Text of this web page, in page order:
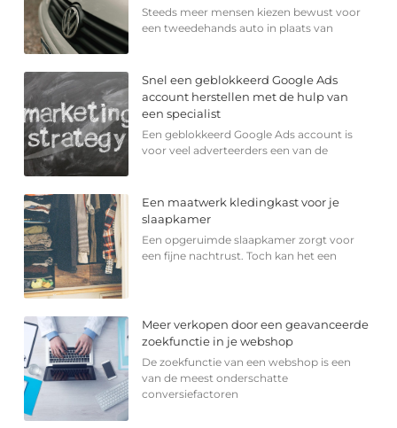
Steeds meer mensen kiezen bewust voor
een tweedehands auto in plaats van
Snel een geblokkeerd Google Ads
account herstellen met de hulp van
een specialist
Een geblokkeerd Google Ads account is
voor veel adverteerders een van de
Een maatwerk kledingkast voor je
slaapkamer
Een opgeruimde slaapkamer zorgt voor
een fijne nachtrust. Toch kan het een
Meer verkopen door een geavanceerde
zoekfunctie in je webshop
De zoekfunctie van een webshop is een
van de meest onderschatte
conversiefactoren